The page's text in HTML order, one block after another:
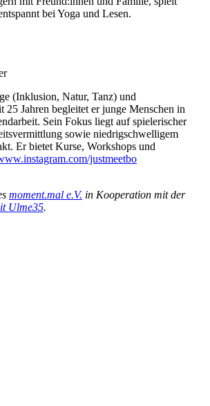
bei Yoga und Lesen.
(Inklusion, Natur, Tanz) und
25 Jahren begleitet er junge Menschen in
Sein Fokus liegt auf spielerischer
sowie niedrigschwelligem
Er bietet Kurse, Workshops und
justmeetbo
moment.mal e.V. in Kooperation mit der
Ulme35.